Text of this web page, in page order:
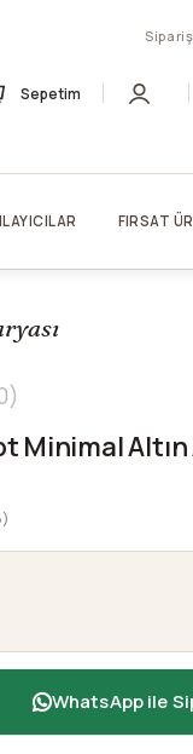
Sepetim
FIRSAT
Minimal
WhatsApp ile